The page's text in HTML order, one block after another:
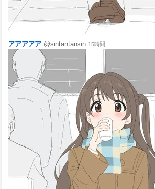
アアアアア @sintantansin 15時間